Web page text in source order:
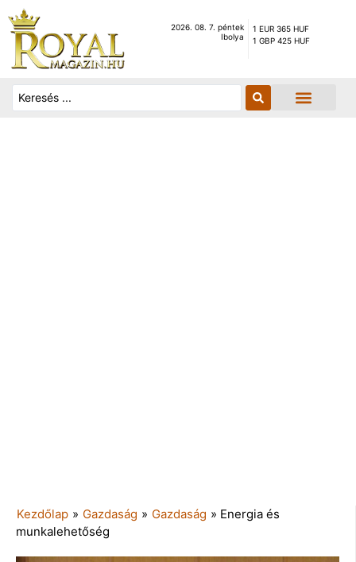
2026. 08. 7. péntek
Ibolya
1 EUR 365 HUF
1 GBP 425 HUF
Kezdőlap » Gazdaság » Gazdaság » Energia és
munkalehetőség